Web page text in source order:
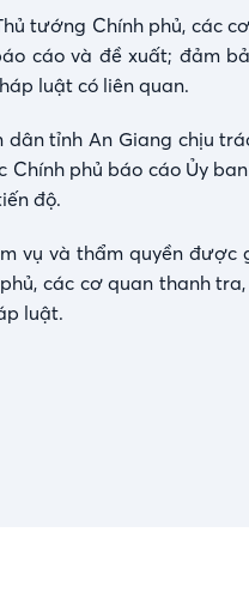
tướng Chính phủ, các
cáo và đề xuất; đảm
luật có liên quan.
dân tỉnh An Giang chịu
Chính phủ báo cáo Ủy
độ.
vụ và thẩm quyền
các cơ quan thanh
luật.